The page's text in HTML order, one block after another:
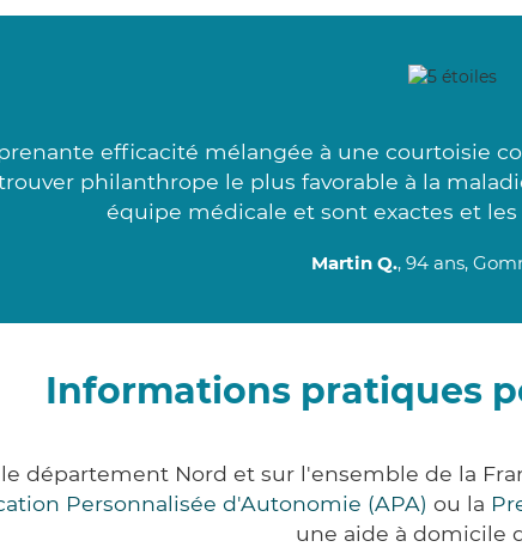
efficacité mélangée à une courtoisie
philanthrope le plus favorable à la
équipe médicale et sont exactes et
Martin Q., 94 ans,
Informations pratiques
département Nord et sur l'ensemble de la
Personnalisée d'Autonomie (APA) ou la
une aide à domicile